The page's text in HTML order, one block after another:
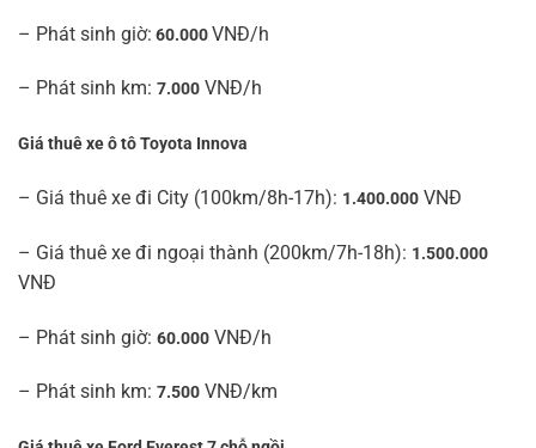
– Phát sinh giờ: 60.000VNĐ/h
– Phát sinh km: 7.000 VNĐ/h
Giá thuê xe ô tô Toyota Innova
– Giá thuê xe đi City (100km/8h-17h): 1.400.000 VNĐ
– Giá thuê xe đi ngoại thành (200km/7h-18h): 1.500.000
VNĐ
– Phát sinh giờ: 60.000 VNĐ/h
– Phát sinh km: 7.500 VNĐ/km